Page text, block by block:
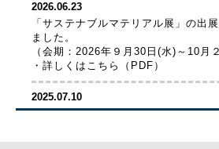
2026.06.23
「サステナブルマテリアル展」の出
ました。
（会期：2026年９月30日(水)～10月
・詳しくはこちら（PDF）
2025.07.10
「インド共和国・タミルナドゥ州と
（7/16（水）実施）